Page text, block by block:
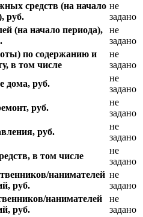
средств (на начало
руб.
не
задано
(на начало периода),
не
задано
по содержанию и
в том числе
не
задано
дома, руб.
не
задано
руб.
не
задано
руб.
не
задано
в том числе
не
задано
нанимателей
руб.
не
задано
нанимателей
руб.
не
задано